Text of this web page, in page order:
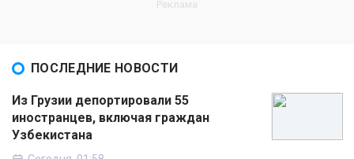
ПОСЛЕДНИЕ НОВОСТИ
Из Грузии депортировали 55
иностранцев, включая граждан
Узбекистана